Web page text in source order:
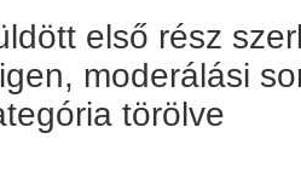
első rész
moderálási
törölve